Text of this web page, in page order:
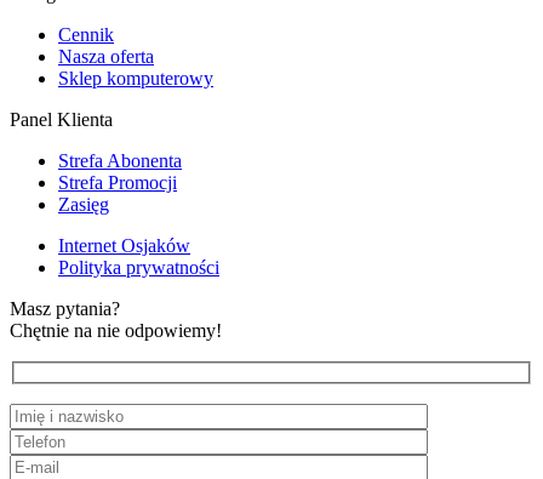
Cennik
Nasza oferta
Sklep komputerowy
Panel Klienta
Strefa Abonenta
Strefa Promocji
Zasięg
Internet Osjaków
Polityka prywatności
Masz pytania?
Chętnie na nie odpowiemy!